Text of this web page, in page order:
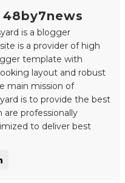
is a blogger
is a provider of high
template with
layout and robust
main mission of
is to provide the best
professionally
to deliver best